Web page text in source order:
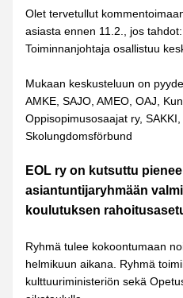
Olet tervetullut
asiasta ennen 11.2., jos tahdot:
Toiminnanjohtaja osallistuu
Mukaan keskusteluun on
AMKE, SAJO, AMEO, OAJ,
Oppisopimusosaajat ry,
Skolungdomsförbund
EOL ry on kutsuttu
asiantuntijaryhmään
koulutuksen
Ryhmä tulee kokoontumaan
helmikuun aikana. Ryhmä
kulttuuriministeriön sekä